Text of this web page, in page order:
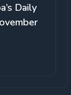
Daily